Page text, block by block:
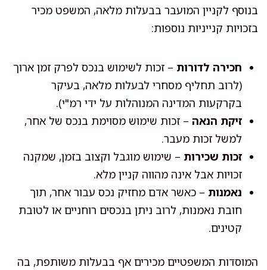
בנוסף לקניין המועבר בבעלות מלאה, המשפט מכיר
בזכויות קנייניות נוספות:
חכירה לדורות – זכות לשימוש בנכס לפרק זמן ארוך
(לרוב תחליף מסחרי לבעלות מלאה, בעיקר
בקרקעות המדינה המנוהלות על ידי רמ"י).
זיקת הנאה – זכות שימוש מסוימת בנכס של אחר,
למשל זכות מעבר.
זכות שכירות – שימוש מוגבל וקצוב בזמן, שמקנה
זכויות אבל אינה מהווה קניין מלא.
נאמנות – כאשר אדם מחזיק נכס עבור אחר, תוך
חובת נאמנות, לרוב ניתן בנכסים רוחניים או לטובת
קטינים.
המוסדות המשפטיים מכירים אף בבעלות משותפת, בה